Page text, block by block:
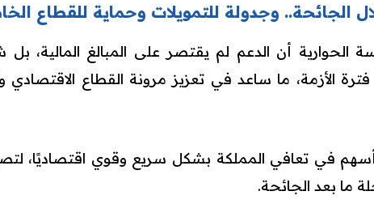
الجائحة.. وجدولة للتمويلات وحماية للقطاع
الحوارية أن الدعم لم يقتصر على المبالغ المالية،
الأزمة، ما ساعد في تعزيز مرونة القطاع الاقتصادي
أسهم في تعافي المملكة بشكل سريع وقوي اقتصاديًا،
ما بعد الجائحة.